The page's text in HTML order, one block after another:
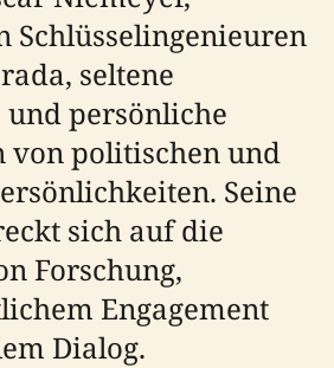
Schlüsselingenieuren
seltene
persönliche
von politischen und
Seine
sich auf die
Forschung,
Engagement
Dialog.